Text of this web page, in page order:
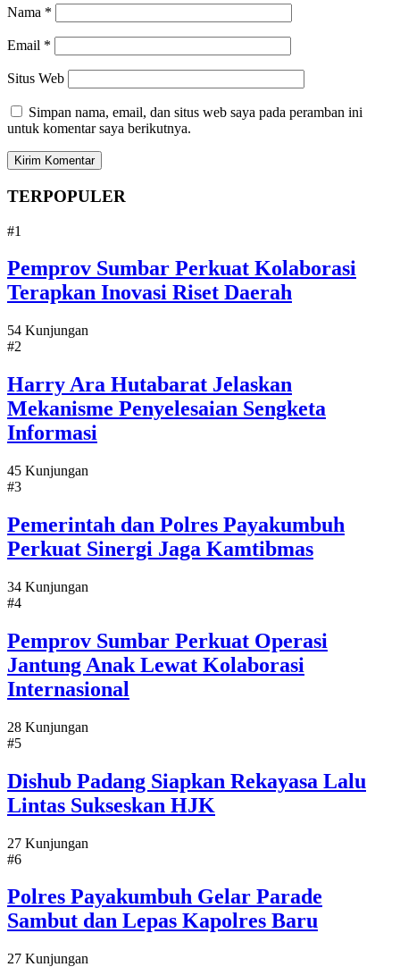
Nama *
Email *
Situs Web
Simpan nama, email, dan situs web saya pada peramban ini
untuk komentar saya berikutnya.
TERPOPULER
#1
Pemprov Sumbar Perkuat Kolaborasi
Terapkan Inovasi Riset Daerah
54 Kunjungan
#2
Harry Ara Hutabarat Jelaskan
Mekanisme Penyelesaian Sengketa
Informasi
45 Kunjungan
#3
Pemerintah dan Polres Payakumbuh
Perkuat Sinergi Jaga Kamtibmas
34 Kunjungan
#4
Pemprov Sumbar Perkuat Operasi
Jantung Anak Lewat Kolaborasi
Internasional
28 Kunjungan
#5
Dishub Padang Siapkan Rekayasa Lalu
Lintas Sukseskan HJK
27 Kunjungan
#6
Polres Payakumbuh Gelar Parade
Sambut dan Lepas Kapolres Baru
27 Kunjungan